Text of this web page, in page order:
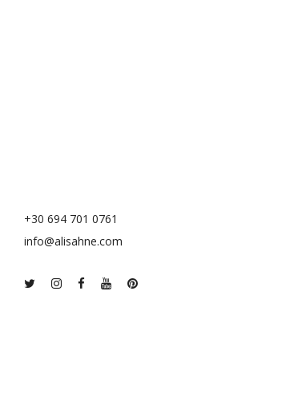
+30 694 701 0761
info@alisahne.com